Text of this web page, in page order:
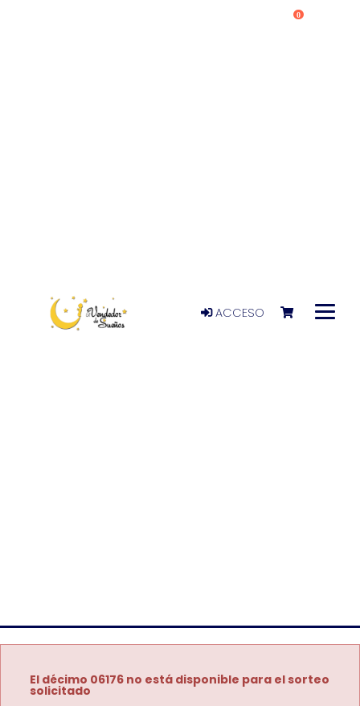
ACCESO
0
El décimo 06176 no está disponible para el sorteo
solicitado